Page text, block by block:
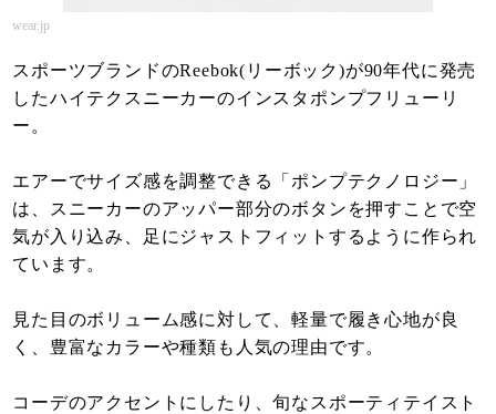
wear.jp
スポーツブランドのReebok(リーボック)が90年代に発売
したハイテクスニーカーのインスタポンプフリューリ
ー。
エアーでサイズ感を調整できる「ポンプテクノロジー」
は、スニーカーのアッパー部分のボタンを押すことで空
気が入り込み、足にジャストフィットするように作られ
ています。
見た目のボリューム感に対して、軽量で履き心地が良
く、豊富なカラーや種類も人気の理由です。
コーデのアクセントにしたり、旬なスポーティテイスト